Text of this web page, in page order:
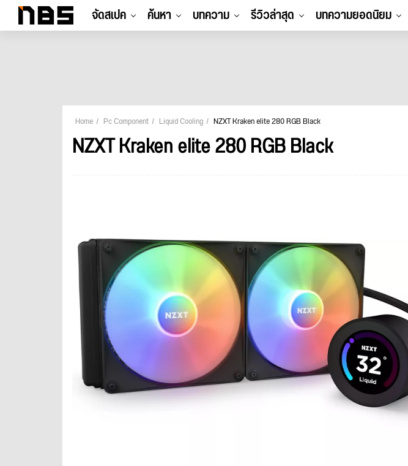
จัดสเปค ค้นหา บทความ รีวิวล่าสุด บทความยอดนิยม
Home Pc Component Liquid Cooling NZXT Kraken elite 280 RGB Black
NZXT Kraken elite 280 RGB Black